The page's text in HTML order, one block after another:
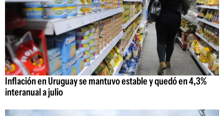
Inflación en Uruguay se mantuvo estable y quedó en 4,3%
interanual a julio